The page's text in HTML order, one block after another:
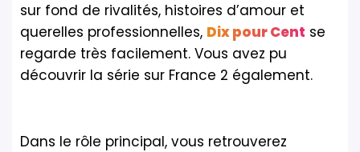
sur fond de rivalités, histoires d’amour et
querelles professionnelles, Dix pour Cent se
regarde très facilement. Vous avez pu
découvrir la série sur France 2 également.
Dans le rôle principal, vous retrouverez